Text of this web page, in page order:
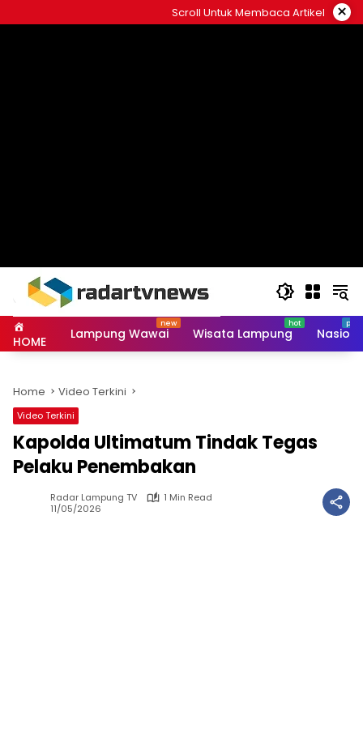
to
Scroll Untuk Membaca Artikel ×
HOME Lampung Wawai Wisata Lampung
Home Video Terkini
Video Terkini
Kapolda Ultimatum Tindak Tegas
Pelaku Penembakan
Radar Lampung TV
1 Min Read
11/05/2026